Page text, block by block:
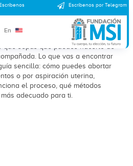
Escríbenos por Telegram
En
en CDMX?
México y necesitas interrumpir un
que sepas que puedes hacerlo de
Lo que vas a encontrar
sencilla: cómo puedes abortar
o por aspiración uterina,
el proceso, qué métodos
adecuado para ti.